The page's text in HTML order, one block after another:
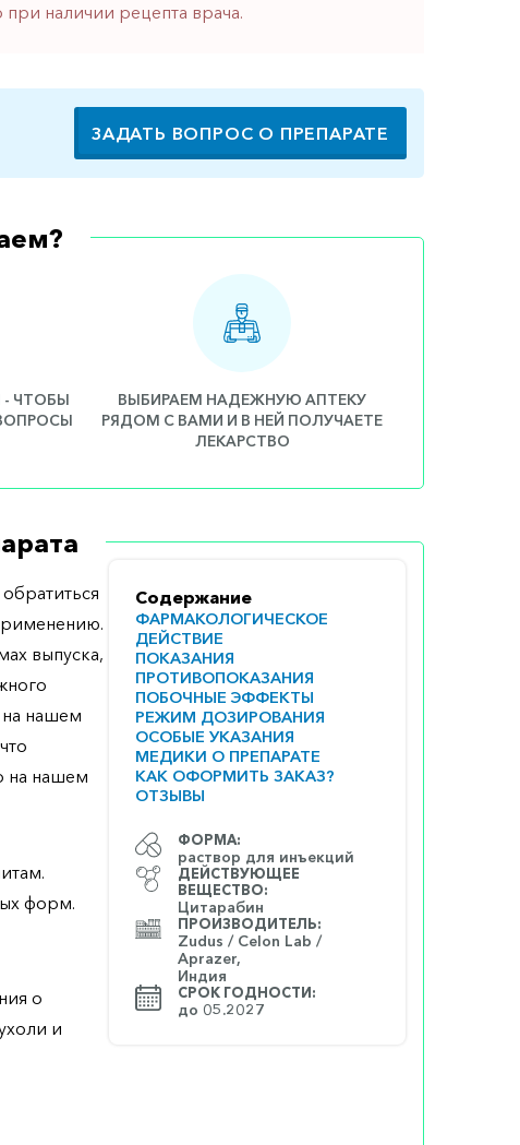
наличии рецепта врача.
ЗАДАТЬ ВОПРОС О ПРЕПАРАТЕ
- ЧТОБЫ
ВЫБИРАЕМ НАДЕЖНУЮ АПТЕКУ
РЯДОМ С ВАМИ И В НЕЙ ПОЛУЧАЕТЕ
ЛЕКАРСТВО
Содержание
ФАРМАКОЛОГИЧЕСКОЕ
ДЕЙСТВИЕ
ПОКАЗАНИЯ
ПРОТИВОПОКАЗАНИЯ
ПОБОЧНЫЕ ЭФФЕКТЫ
РЕЖИМ ДОЗИРОВАНИЯ
ОСОБЫЕ УКАЗАНИЯ
МЕДИКИ О ПРЕПАРАТЕ
КАК ОФОРМИТЬ ЗАКАЗ?
ОТЗЫВЫ
ФОРМА:
раствор для инъекций
ДЕЙСТВУЮЩЕЕ
ВЕЩЕСТВО:
Цитарабин
ПРОИЗВОДИТЕЛЬ:
Zudus / Celon Lab /
Aprazer,
Индия
СРОК ГОДНОСТИ:
до 05.2027
выпуска,
на нашем
на нашем
форм.
о
и